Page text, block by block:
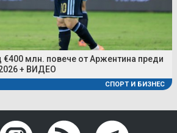
€400 млн. повече от Аржентина преди
+ ВИДЕО
СПОРТ И БИЗНЕС